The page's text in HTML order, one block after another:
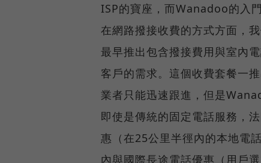
ISP的寶座，而Wanadoo的入
在網路撥接收費的方式方面，
最早推出包含撥接費用與室內
客戶的需求。這個收費套餐一
業者只能迅速跟進，但是
即使是傳統的固定電話服務，
惠（在25公里半徑內的本地電
內與國際長途電話優惠（用戶